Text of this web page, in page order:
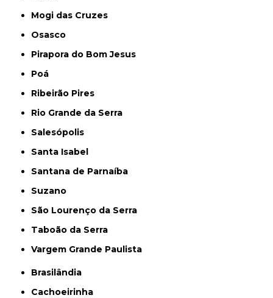
Mogi das Cruzes
Osasco
Pirapora do Bom Jesus
Poá
Ribeirão Pires
Rio Grande da Serra
Salesópolis
Santa Isabel
Santana de Parnaíba
Suzano
São Lourenço da Serra
Taboão da Serra
Vargem Grande Paulista
Brasilândia
Cachoeirinha